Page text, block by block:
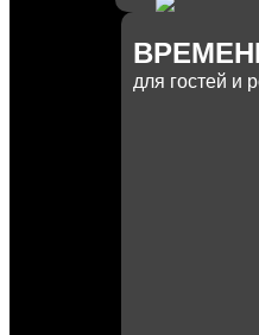
для гостей и